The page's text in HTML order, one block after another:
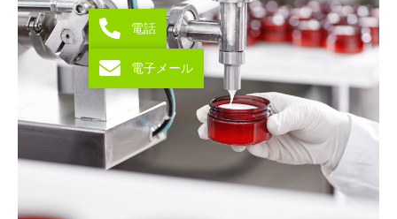
電話
電子メール